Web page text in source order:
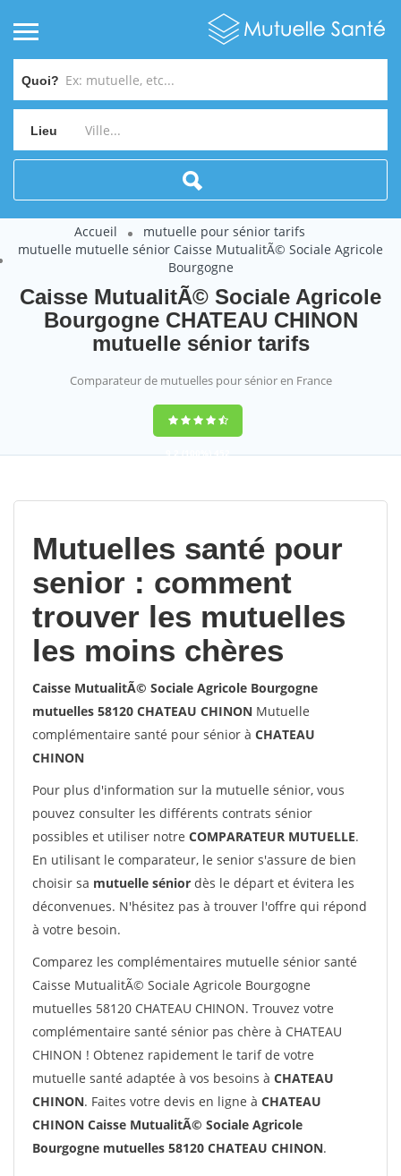
Quoi?
Lieu
Accueil
mutuelle pour sénior tarifs
mutuelle mutuelle sénior Caisse MutualitÃ© Sociale Agricole
Bourgogne
Caisse MutualitÃ© Sociale Agricole
Bourgogne CHATEAU CHINON
mutuelle sénior tarifs
Comparateur de mutuelles pour sénior en France
9,2(100%)452
Mutuelles santé pour
senior : comment
trouver les mutuelles
les moins chères
Caisse MutualitÃ© Sociale Agricole Bourgogne
mutuelles 58120 CHATEAU CHINON Mutuelle
complémentaire santé pour sénior à CHATEAU
CHINON
Pour plus d'information sur la mutuelle sénior, vous
pouvez consulter les différents contrats sénior
possibles et utiliser notre COMPARATEUR MUTUELLE.
En utilisant le comparateur, le senior s'assure de bien
choisir sa mutuelle sénior dès le départ et évitera les
déconvenues. N'hésitez pas à trouver l'offre qui répond
à votre besoin.
Comparez les complémentaires mutuelle sénior santé
Caisse MutualitÃ© Sociale Agricole Bourgogne
mutuelles 58120 CHATEAU CHINON. Trouvez votre
complémentaire santé sénior pas chère à CHATEAU
CHINON ! Obtenez rapidement le tarif de votre
mutuelle santé adaptée à vos besoins à CHATEAU
CHINON. Faites votre devis en ligne à CHATEAU
CHINON Caisse MutualitÃ© Sociale Agricole
Bourgogne mutuelles 58120 CHATEAU CHINON.